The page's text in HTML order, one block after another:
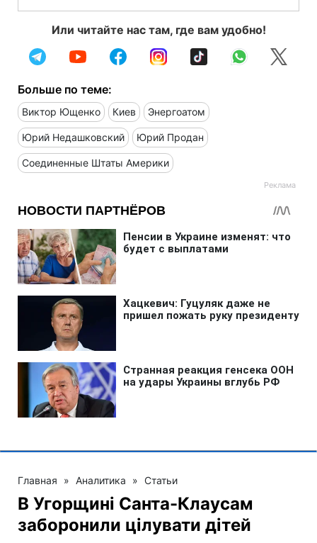
Или читайте нас там, где вам удобно!
Больше по теме:
Виктор Ющенко Киев Энергоатом
Юрий Недашковский Юрий Продан
Соединенные Штаты Америки
Главная » Аналитика » Статьи
В Угорщині Санта-Клаусам
заборонили цілувати дітей